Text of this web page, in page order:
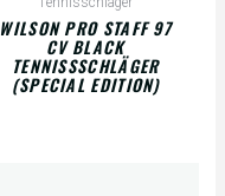
WILSON PRO STAFF 97
CV BLACK
TENNISSSCHLÄGER
(SPECIAL EDITION)